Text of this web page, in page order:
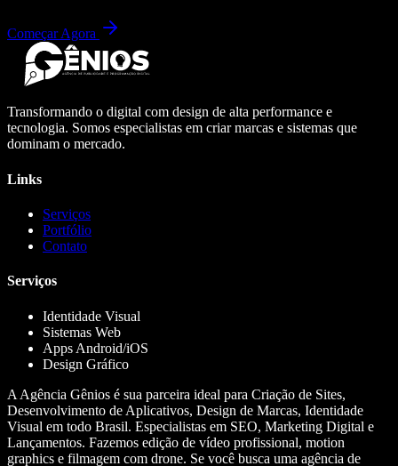
Começar Agora
Transformando o digital com design de alta performance e
tecnologia. Somos especialistas em criar marcas e sistemas que
dominam o mercado.
Links
Serviços
Portfólio
Contato
Serviços
Identidade Visual
Sistemas Web
Apps Android/iOS
Design Gráfico
A Agência Gênios é sua parceira ideal para Criação de Sites,
Desenvolvimento de Aplicativos, Design de Marcas, Identidade
Visual em todo Brasil. Especialistas em SEO, Marketing Digital e
Lançamentos. Fazemos edição de vídeo profissional, motion
graphics e filmagem com drone. Se você busca uma agência de